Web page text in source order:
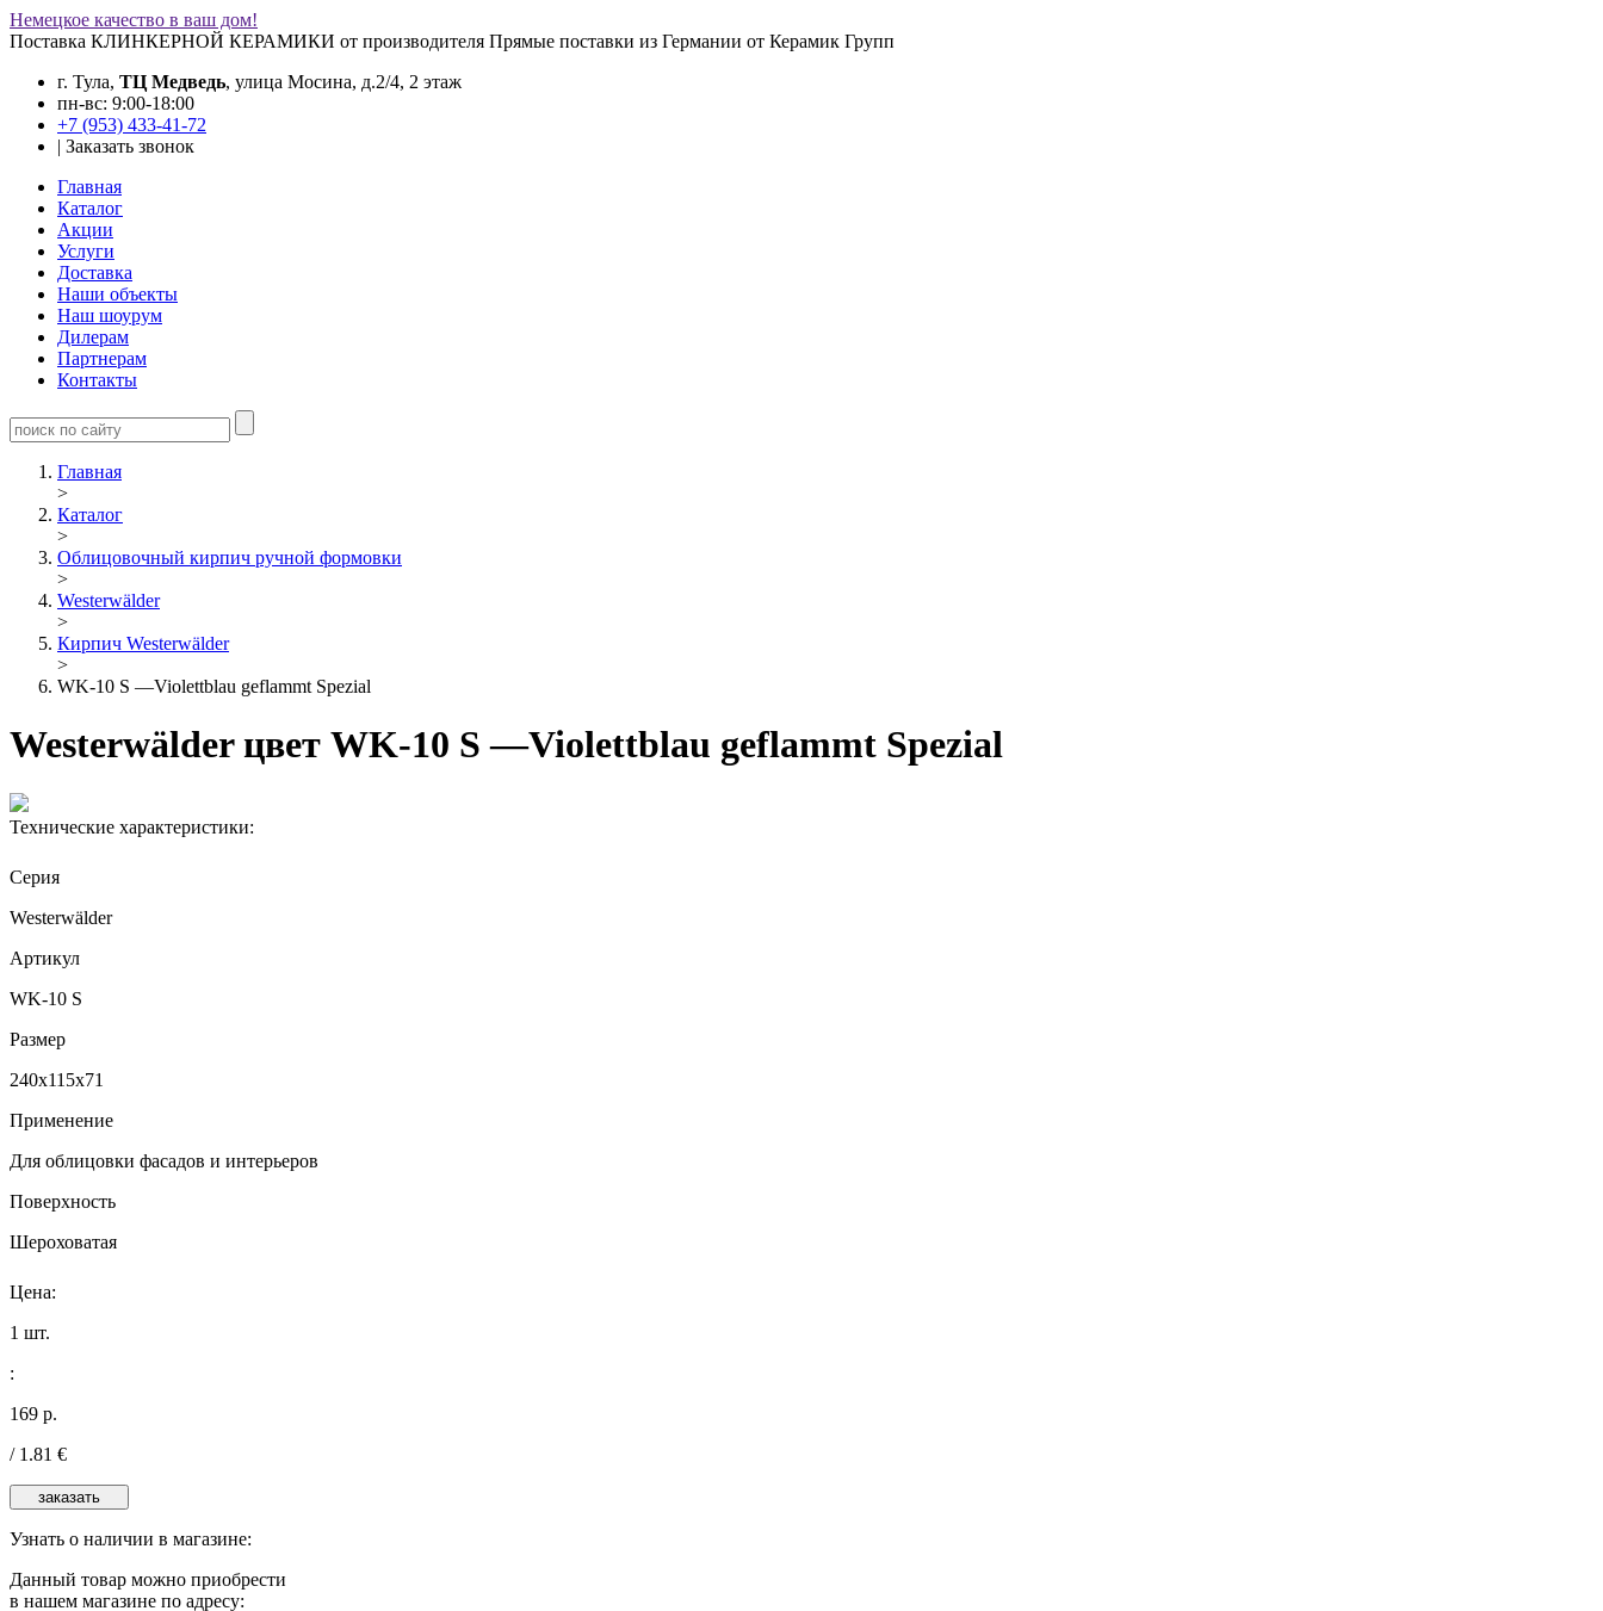
Немецкое качество в ваш дом!
Поставка КЛИНКЕРНОЙ КЕРАМИКИ от производителя Прямые поставки из Германии от Керамик Групп
г. Тула, ТЦ Медведь, улица Мосина, д.2/4, 2 этаж
пн-вс: 9:00-18:00
+7 (953) 433-41-72
| Заказать звонок
Главная
Каталог
Акции
Услуги
Доставка
Наши объекты
Наш шоурум
Дилерам
Партнерам
Контакты
Главная
>
Каталог
>
Облицовочный кирпич ручной формовки
>
Westerwälder
>
Кирпич Westerwälder
>
WK-10 S —Violettblau geflammt Spezial
Westerwälder цвет WK-10 S —Violettblau geflammt Spezial
Технические характеристики:
Серия
Westerwälder
Артикул
WK-10 S
Размер
240х115х71
Применение
Для облицовки фасадов и интерьеров
Поверхность
Шероховатая
Цена:
1 шт.
:
169 р.
/ 1.81 €
Узнать о наличии в магазине:
Данный товар можно приобрести
в нашем магазине по адресу: